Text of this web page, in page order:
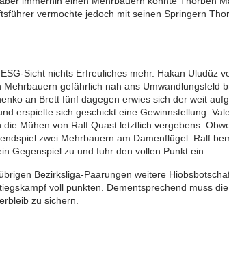
vermochte jedoch mit seinen Springern
Sicht nichts Erfreuliches mehr. Hakan Uludüz
gefährlich nah ans Umwandlungsfeld
an Brett fünf dagegen erwies sich der weit
erspielte sich geschickt eine Gewinnstellung.
Mühen von Ralf Quast letztlich vergebens.
zwei Mehrbauern am Damenflügel. Ralf
Gegenspiel zu und fuhr den vollen Punkt ein.
Bezirksliga-Paarungen weitere
voll punkten. Dementsprechend muss
zu sichern.